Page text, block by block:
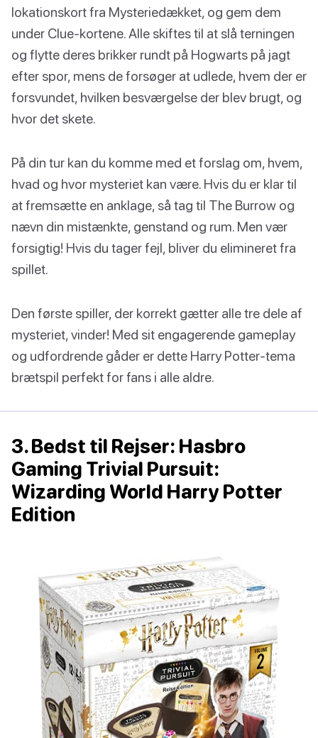
lokationskort fra Mysteriedækket, og gem dem
under Clue-kortene. Alle skiftes til at slå terningen
og flytte deres brikker rundt på Hogwarts på jagt
efter spor, mens de forsøger at udlede, hvem der er
forsvundet, hvilken besværgelse der blev brugt, og
hvor det skete.
På din tur kan du komme med et forslag om, hvem,
hvad og hvor mysteriet kan være. Hvis du er klar til
at fremsætte en anklage, så tag til The Burrow og
nævn din mistænkte, genstand og rum. Men vær
forsigtig! Hvis du tager fejl, bliver du elimineret fra
spillet.
Den første spiller, der korrekt gætter alle tre dele af
mysteriet, vinder! Med sit engagerende gameplay
og udfordrende gåder er dette Harry Potter-tema
brætspil perfekt for fans i alle aldre.
3. Bedst til Rejser: Hasbro
Gaming Trivial Pursuit:
Wizarding World Harry Potter
Edition